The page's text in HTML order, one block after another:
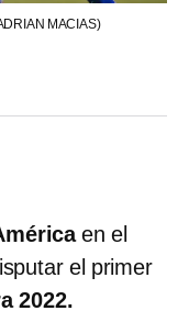
MACIAS)
en el
el primer
2022.